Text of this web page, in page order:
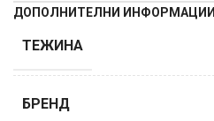
ДОПОЛНИТЕЛНИ ИНФОРМАЦИИ
ТЕЖИНА
БРЕНД